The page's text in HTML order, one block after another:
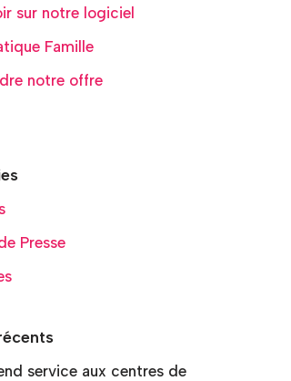
sur notre logiciel
Famille
notre offre
Presse
service aux centres de